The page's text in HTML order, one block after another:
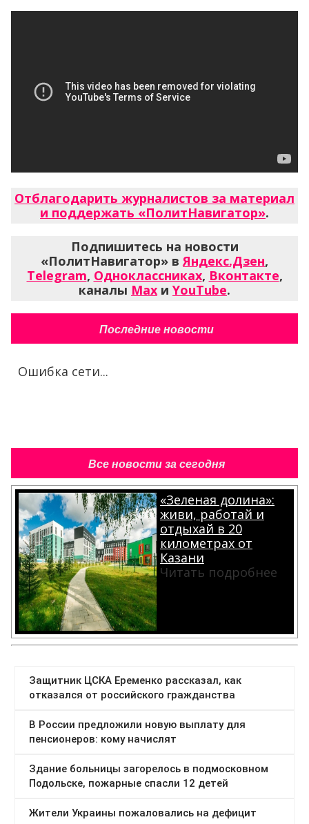
Отблагодарить журналистов за материал
и поддержать «ПолитНавигатор».
Подпишитесь на новости
«ПолитНавигатор» вЯндекс.Дзен,
Telegram, Одноклассниках, Вконтакте,
каналы Max и YouTube.
Последние новости
Ошибка сети...
Все новости за сегодня
«Зеленая долина»:
живи, работай и
отдыхай в 20
километрах от
Казани
Читать подробнее